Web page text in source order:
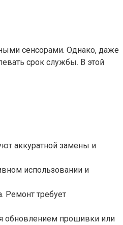
сенсорами. Однако, даже
срок службы. В этой
аккуратной замены и
использовании и
Ремонт требует
обновлением прошивки или